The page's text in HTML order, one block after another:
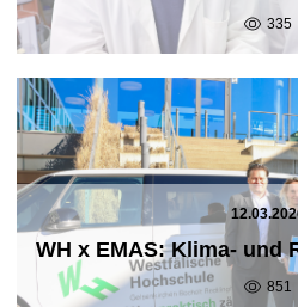
335
WH x EMAS: Klima- und
851